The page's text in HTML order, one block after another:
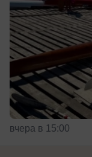
вчера в 15:00